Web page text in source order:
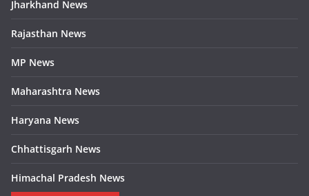
Jharkhand News
Rajasthan News
MP News
Maharashtra News
Haryana News
Chhattisgarh News
Himachal Pradesh News